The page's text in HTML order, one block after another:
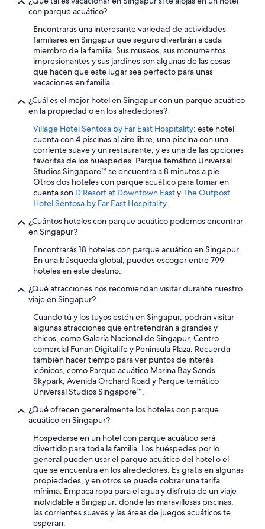
noche
adultos.
precios
disponibilidad
están
cambios.
Aplican
términos
adicionales.
con parque acuático?
Encontrarás una interesante variedad de actividades
familiares en Singapur que seguro divertirán a cada
miembro de la familia. Sus museos, sus monumentos
impresionantes y sus jardines son algunas de las cosas
que hacen que este lugar sea perfecto para unas
vacaciones en familia.
¿Cuál es el mejor hotel en Singapur con un parque acuático
en la propiedad o en los alrededores?
Village Hotel Sentosa by Far East Hospitality: este hotel
cuenta con 4 piscinas al aire libre, una piscina con una
corriente suave y un restaurante, y es una de las opciones
favoritas de los huéspedes. Parque temático Universal
Studios Singapore™ se encuentra a 8 minutos a pie.
Otros dos hoteles con parque acuático para tomar en
cuenta son D'Resort at Downtown EastyThe Outpost
Hotel Sentosa by Far East Hospitality.
¿Cuántos hoteles con parque acuático podemos encontrar
en Singapur?
Encontrarás 18 hoteles con parque acuático en Singapur.
En una búsqueda global, puedes escoger entre 799
hoteles en este destino.
¿Qué atracciones nos recomiendan visitar durante nuestro
viaje en Singapur?
Cuando tú y los tuyos estén en Singapur, podrán visitar
algunas atracciones que entretendrán a grandes y
chicos, como Galería Nacional de Singapur, Centro
comercial Funan Digitalife y Peninsula Plaza. Recuerda
también hacer tiempo para ver puntos de interés
icónicos, como Parque acuático Marina Bay Sands
Skypark, Avenida Orchard Road y Parque temático
Universal Studios Singapore™.
¿Qué ofrecen generalmente los hoteles con parque
acuático en Singapur?
Hospedarse en un hotel con parque acuático será
divertido para toda la familia. Los huéspedes por lo
general pueden usar el parque acuático del hotel o el
que se encuentra en los alrededores. Es gratis en algunas
propiedades, y en otros se puede cobrar una tarifa
mínima. Empaca ropa para el agua y disfruta de un viaje
inolvidable a Singapur: donde las maravillosas piscinas,
las corrientes suaves y las áreas de juegos acuáticos te
esperan.